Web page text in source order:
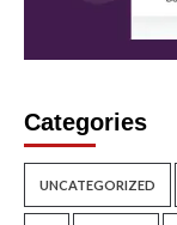
Categories
UNCATEGORIZED